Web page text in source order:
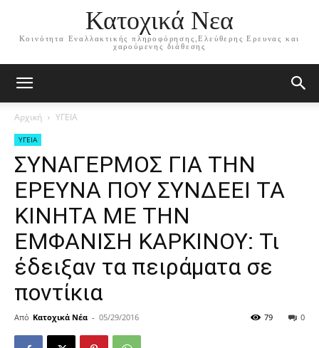
Κατοχικά Νεα
Κοινότητα Εναλλακτικής πληροφόρησης,Ελεύθερης Ερευνας και
χαρούμενης διάθεσης
Αρχική ΥΓΕΙΑ
ΥΓΕΙΑ
ΣΥΝΑΓΕΡΜΟΣ ΓΙΑ ΤΗΝ
ΕΡΕΥΝΑ ΠΟΥ ΣΥΝΔΕΕΙ ΤΑ
ΚΙΝΗΤΑ ΜΕ ΤΗΝ
ΕΜΦΑΝΙΣΗ ΚΑΡΚΙΝΟΥ: Τι
έδειξαν τα πειράματα σε
ποντίκια
Από Κατοχικά Νέα - 05/29/2016 0
79